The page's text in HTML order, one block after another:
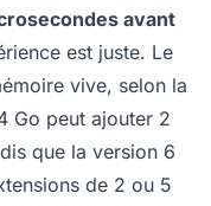
avant
est juste. Le
vive, selon la
Go peut ajouter 2
que la version 6
de 2 ou 5